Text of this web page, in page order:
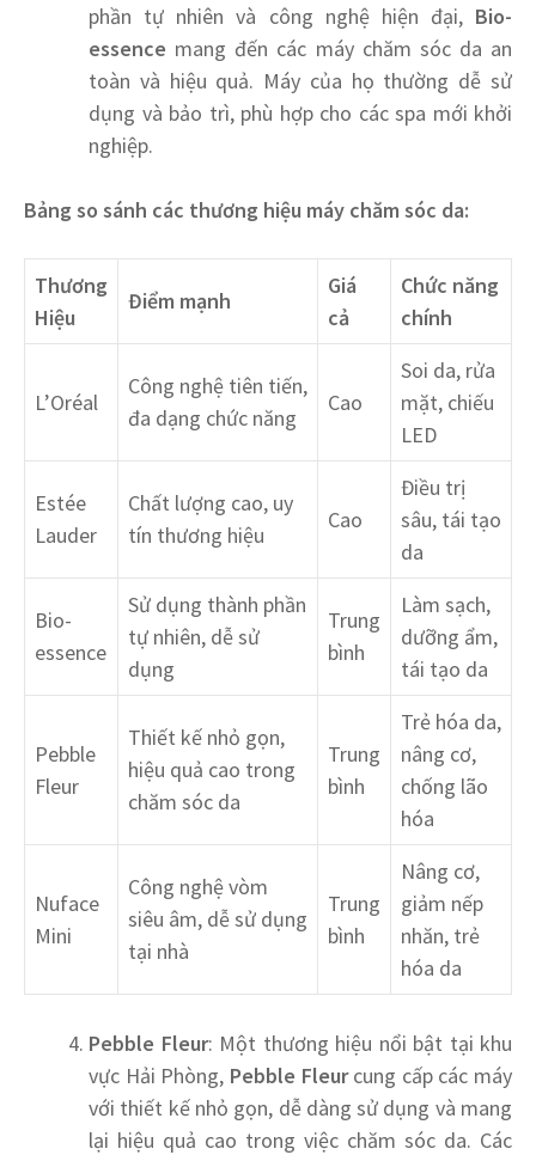
phần tự nhiên và công nghệ hiện đại, Bio-
essence mang đến các máy chăm sóc da an
toàn và hiệu quả. Máy của họ thường dễ sử
dụng và bảo trì, phù hợp cho các spa mới khởi
nghiệp.
Bảng so sánh các thương hiệu máy chăm sóc da:
Thương
Hiệu
Điểm mạnh
Giá
cả
Chức năng
chính
L’Oréal
Công nghệ tiên tiến,
đa dạng chức năng
Cao
Soi da, rửa
mặt, chiếu
LED
Estée
Lauder
Chất lượng cao, uy
tín thương hiệu
Cao
Điều trị
sâu, tái tạo
da
Bio-
essence
Sử dụng thành phần
tự nhiên, dễ sử
dụng
Trung
bình
Làm sạch,
dưỡng ẩm,
tái tạo da
Pebble
Fleur
Thiết kế nhỏ gọn,
hiệu quả cao trong
chăm sóc da
Trung
bình
Trẻ hóa da,
nâng cơ,
chống lão
hóa
Nuface
Mini
Công nghệ vòm
siêu âm, dễ sử dụng
tại nhà
Trung
bình
Nâng cơ,
giảm nếp
nhăn, trẻ
hóa da
Pebble Fleur: Một thương hiệu nổi bật tại khu
vực Hải Phòng, Pebble Fleurcung cấp các máy
với thiết kế nhỏ gọn, dễ dàng sử dụng và mang
lại hiệu quả cao trong việc chăm sóc da. Các